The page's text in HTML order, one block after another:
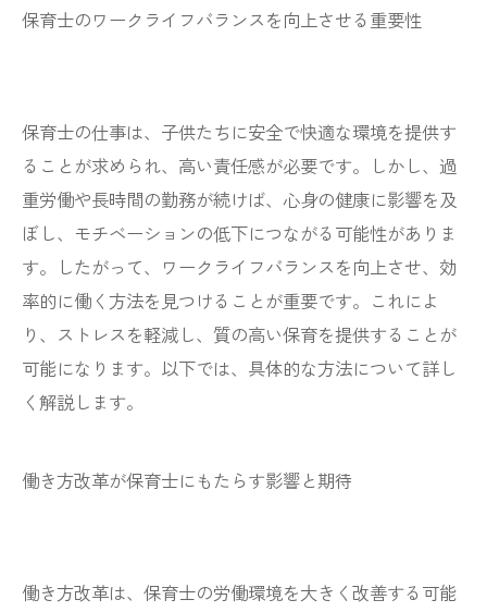
保育士のワークライフバランスを向上させる重要性
保育士の仕事は、子供たちに安全で快適な環境を提供す
ることが求められ、高い責任感が必要です。しかし、過
重労働や長時間の勤務が続けば、心身の健康に影響を及
ぼし、モチベーションの低下につながる可能性がありま
す。したがって、ワークライフバランスを向上させ、効
率的に働く方法を見つけることが重要です。これによ
り、ストレスを軽減し、質の高い保育を提供することが
可能になります。以下では、具体的な方法について詳し
く解説します。
働き方改革が保育士にもたらす影響と期待
働き方改革は、保育士の労働環境を大きく改善する可能